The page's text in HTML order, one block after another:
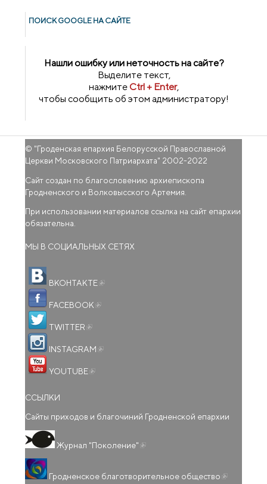
ПОИСК GOОGLE НА САЙТЕ
Нашли ошибку или неточность на сайте?
Выделите текст,
нажмитеCtrl + Enter,
чтобы сообщить об этом администратору!
© "Гроденская епархия Белорусской Православной
Церкви Московского Патриархата" 2002-2022
Сайт создан по благословению архиепископа
Гродненского и Волковысского Артемия.
При использовании материалов ссылка на сайт епархии
обязательна.
МЫ В СОЦИАЛЬНЫХ СЕТЯХ
ВКОНТАКТЕ
FACEBOOK
TWITTER
INSTAGRAM
YOUTUBE
ССЫЛКИ
Сайты приходов и благочиний Гродненской епархии
Журнал "Поколение"
Гродненское благотворительное общество ссылка)